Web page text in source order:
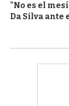
"No es el
Da Silva ante